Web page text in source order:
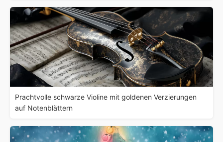
Prachtvolle schwarze Violine mit goldenen Verzierungen
auf Notenblättern